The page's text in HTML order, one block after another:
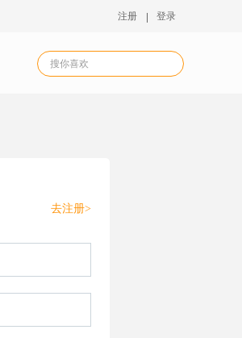
注册 登录
去注册>